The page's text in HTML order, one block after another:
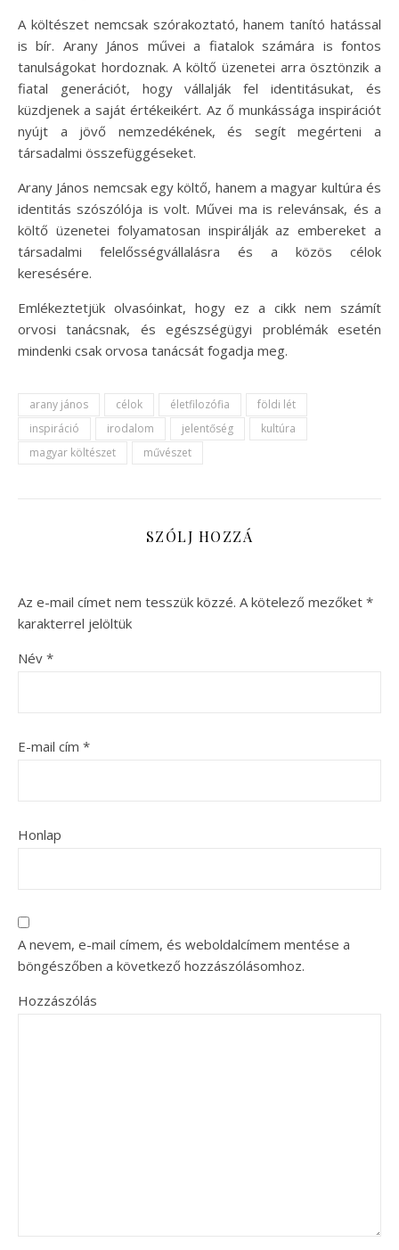
A költészet nemcsak szórakoztató, hanem tanító hatással
is bír. Arany János művei a fiatalok számára is fontos
tanulságokat hordoznak. A költő üzenetei arra ösztönzik a
fiatal generációt, hogy vállalják fel identitásukat, és
küzdjenek a saját értékeikért. Az ő munkássága inspirációt
nyújt a jövő nemzedékének, és segít megérteni a
társadalmi összefüggéseket.
Arany János nemcsak egy költő, hanem a magyar kultúra és
identitás szószólója is volt. Művei ma is relevánsak, és a
költő üzenetei folyamatosan inspirálják az embereket a
társadalmi felelősségvállalásra és a közös célok
keresésére.
Emlékeztetjük olvasóinkat, hogy ez a cikk nem számít
orvosi tanácsnak, és egészségügyi problémák esetén
mindenki csak orvosa tanácsát fogadja meg.
arany jános célok életfilozófia
földi lét
inspiráció
irodalom jelentőség
kultúra
magyar költészet
művészet
SZÓLJ HOZZÁ
Az e-mail címet nem tesszük közzé. A kötelező mezőket *
karakterrel jelöltük
Név *
E-mail cím *
Honlap
A nevem, e-mail címem, és weboldalcímem mentése a
böngészőben a következő hozzászólásomhoz.
Hozzászólás